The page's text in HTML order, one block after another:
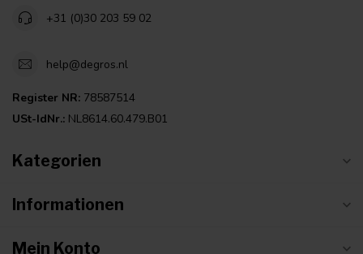
+31 (0)30 203 59 02
help@degros.nl
Register NR: 78587514
USt-IdNr.: NL8614.60.479.B01
Kategorien
Informationen
Mein Konto